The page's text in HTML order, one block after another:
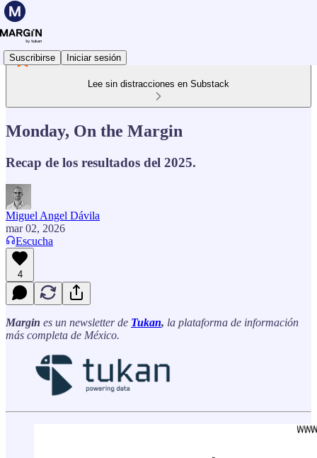
Suscribirse Iniciar sesión
Lee sin distracciones en Substack
Monday, On the Margin
Recap de los resultados del 2025.
Miguel Angel Dávila
mar 02, 2026
Escucha
4
Margin es un newsletter de Tukan, la plataforma de información
más completa de México.